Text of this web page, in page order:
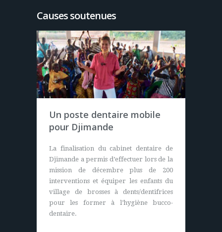
Causes soutenues
Un poste dentaire mobile
pour Djimande
La finalisation du cabinet dentaire de
Djimande a permis d’effectuer lors de la
mission de décembre plus de 200
interventions et équiper les enfants du
village de brosses à dents/dentifrices
pour les former à l’hygiène bucco-
dentaire.
Case de santé en
Casamance (Sénégal)
Nous apportons sur ce projet les plans et
le financement global de l’opération
pour l’achat de matériels (durables). Les
villageois eux construisent,
entretiennent et assurent le bon
fonctionnement du centre de santé.